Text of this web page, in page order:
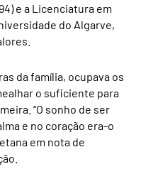
e a Licenciatura em
do Algarve,
da família, ocupava os
o suficiente para
“O sonho de ser
e no coração era-o
em nota de